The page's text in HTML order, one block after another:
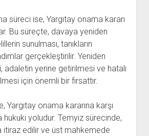
süreci ise, Yargıtay onama kararı
Bu süreçte, davaya yeniden
sunulması, tanıkların
gerçekleştirilir. Yeniden
adaletin yerine getirilmesi ve hatalı
için önemli bir fırsattır.
Yargıtay onama kararına karşı
hukuki yoludur. Temyiz sürecinde,
itiraz edilir ve üst mahkemede